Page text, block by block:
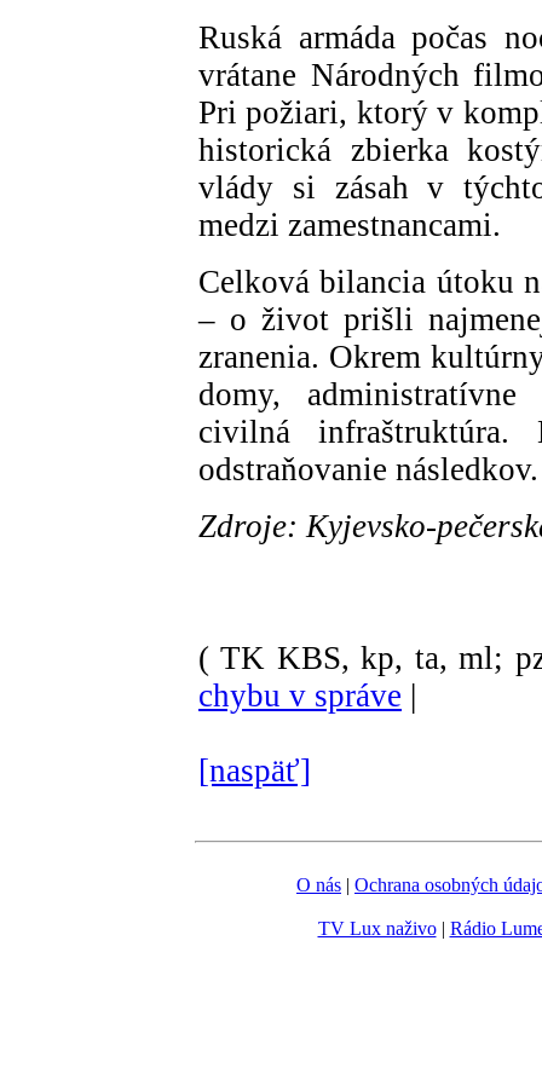
Ruská armáda počas
vrátane Národných
Pri požiari, ktorý v
historická zbierka
vlády si zásah v
medzi zamestnancami.
Celková bilancia útoku
– o život prišli
zranenia. Okrem
domy,
civilná infraštruktúra.
odstraňovanie následkov.
Zdroje: Kyjevsko-
( TK KBS, kp, ta, ml;
chybu v správe |
[naspäť]
O nás | Ochrana osobných
TV Lux naživo| Rádio